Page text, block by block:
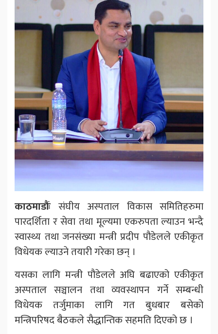
काठमाडौंः संघीय अस्पताल विकास समितिहरुमा
पारदर्शिता र सेवा तथा मूल्यमा एकरुपता ल्याउन भन्दै
स्वास्थ्य तथा जनसंख्या मन्त्री प्रदीप पौडेलले एकीकृत
विधेयक ल्याउने तयारी गरेका छन् ।
यसका लागि मन्त्री पौडेलले अघि बढाएको एकीकृत
अस्पताल सञ्चालन तथा व्यवस्थापन गर्ने सम्बन्धी
विधेयक तर्जुमाका लागि गत बुधबार बसेको
मन्त्रिपरिषद बैठकले सैद्धान्तिक सहमति दिएको छ ।